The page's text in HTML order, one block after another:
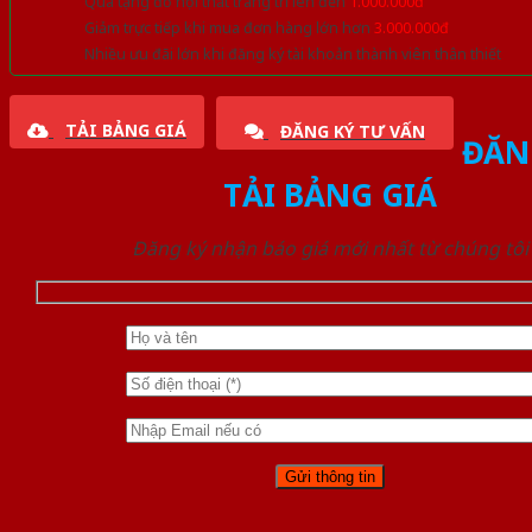
Giảm trực tiếp khi mua đơn hàng lớn hơn 3.000.000đ
Nhiều ưu đãi lớn khi đăng ký tài khoản thành viên thân thiết
TẢI BẢNG GIÁ ĐĂNG KÝ TƯ VẤN
TẢI BẢNG GIÁ
Đăng ký nhận báo giá mới nhất từ chúng tôi